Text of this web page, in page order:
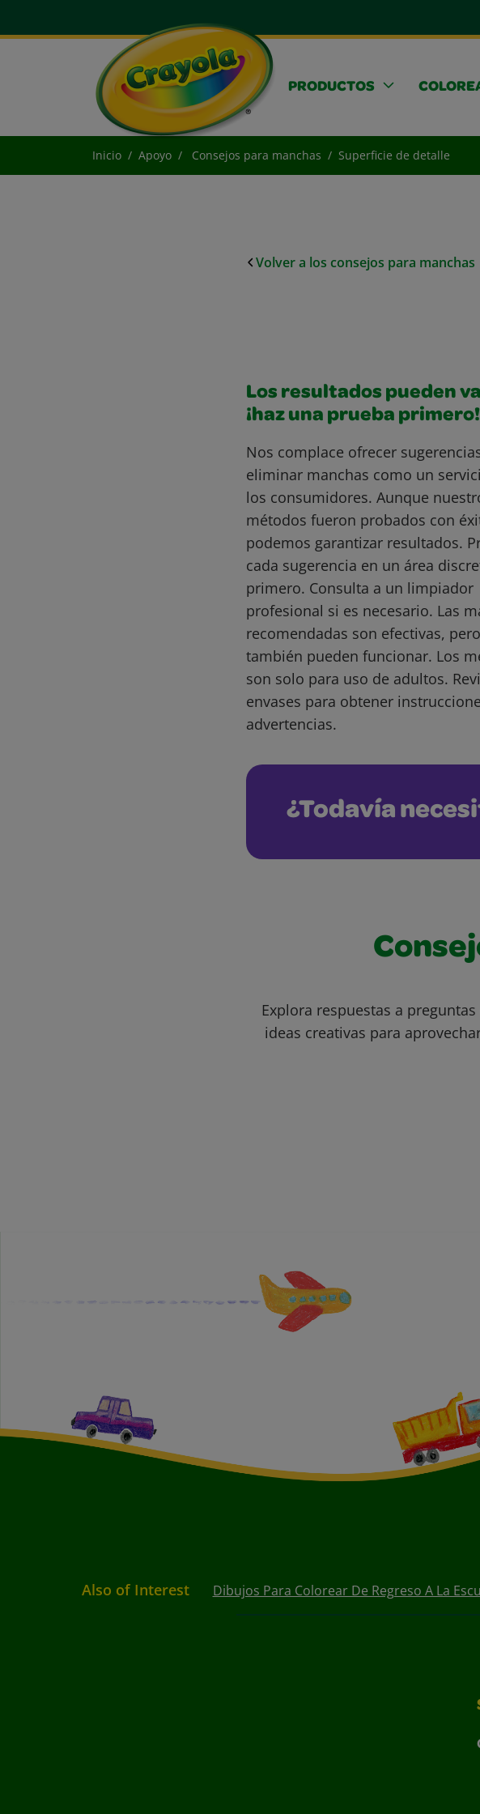
PRODUCTOS
Inicio Apoyo Consejos para manchas Superficie de detalle
Volver a los consejos para manchas
Los resultados pueden
¡haz una prueba primero!
Nos complace ofrecer
eliminar manchas como un
los consumidores. Aunque
métodos fueron probados con
podemos garantizar resultados.
cada sugerencia en un área
primero. Consulta a un limpiador
profesional si es necesario. Las
recomendadas son efectivas,
también pueden funcionar. Los
son solo para uso de adultos.
envases para obtener
advertencias.
¿Todavía
Explora respuestas a
ideas creativas para
Also of Interest Dibujos Para Colorear De Regreso A La